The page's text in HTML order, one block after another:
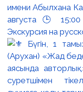
имени Абылхана
августа 🕒 15:00
Экскурсия на